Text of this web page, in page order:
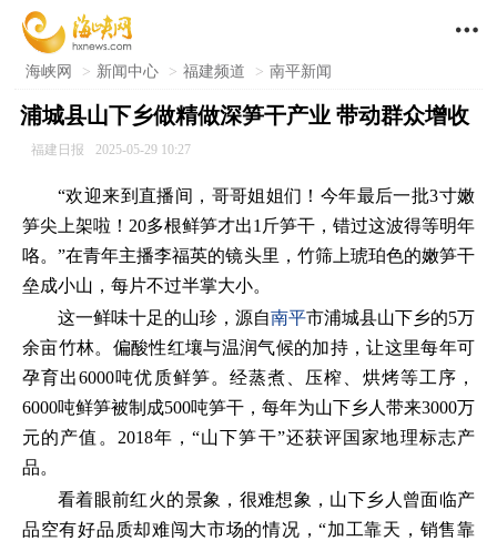

海峡网 > 新闻中心 > 福建频道 > 南平新闻
浦城县山下乡做精做深笋干产业 带动群众增收
福建日报 2025-05-29 10:27
“欢迎来到直播间，哥哥姐姐们！今年最后一批3寸嫩
笋尖上架啦！20多根鲜笋才出1斤笋干，错过这波得等明年
咯。”在青年主播李福英的镜头里，竹筛上琥珀色的嫩笋干
垒成小山，每片不过半掌大小。
这一鲜味十足的山珍，源自南平市浦城县山下乡的5万
余亩竹林。偏酸性红壤与温润气候的加持，让这里每年可
孕育出6000吨优质鲜笋。经蒸煮、压榨、烘烤等工序，
6000吨鲜笋被制成500吨笋干，每年为山下乡人带来3000万
元的产值。2018年，“山下笋干”还获评国家地理标志产
品。
看着眼前红火的景象，很难想象，山下乡人曾面临产
品空有好品质却难闯大市场的情况，“加工靠天，销售靠